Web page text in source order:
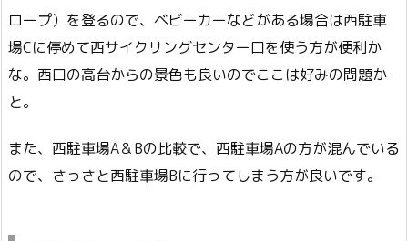
ロープ）を登るので、ベビーカーなどがある場合は西駐車
場Cに停めて西サイクリングセンター口を使う方が便利か
な。西口の高台からの景色も良いのでここは好みの問題か
と。
また、西駐車場A＆Bの比較で、西駐車場Aの方が混んでいる
ので、さっさと西駐車場Bに行ってしまう方が良いです。